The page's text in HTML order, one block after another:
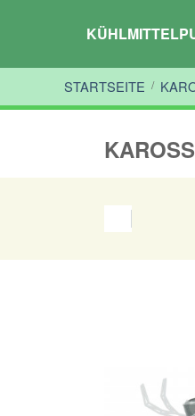
STARTSEITE /